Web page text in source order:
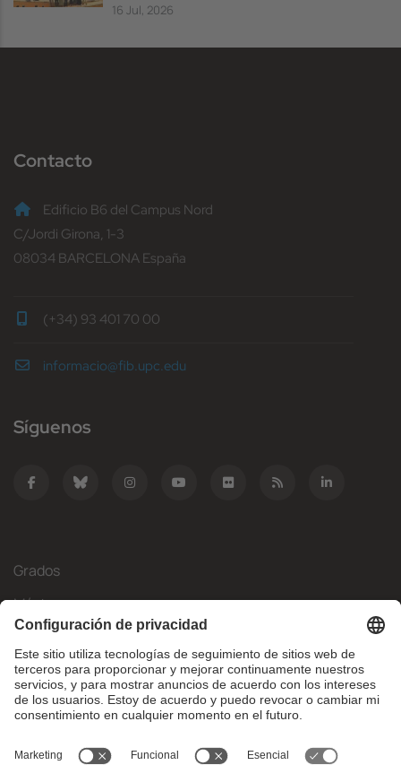
16 Jul, 2026
Contacto
Edificio B6 del Campus Nord
C/Jordi Girona, 1-3
08034 BARCELONA España
(+34) 93 401 70 00
informacio@fib.upc.edu
Síguenos
Grados
Másteres
Movilidad Internacional
Investigación
Empresa